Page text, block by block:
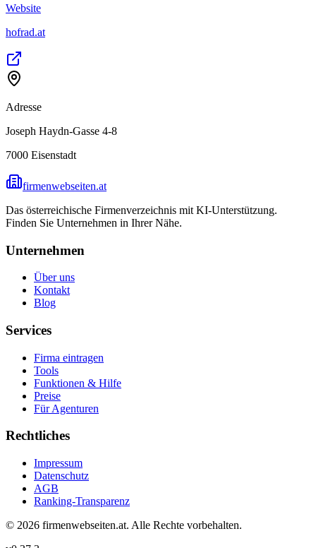
Website
hofrad.at
Adresse
Joseph Haydn-Gasse 4-8
7000 Eisenstadt
firmenwebseiten.at
Das österreichische Firmenverzeichnis mit KI-Unterstützung.
Finden Sie Unternehmen in Ihrer Nähe.
Unternehmen
Über uns
Kontakt
Blog
Services
Firma eintragen
Tools
Funktionen & Hilfe
Preise
Für Agenturen
Rechtliches
Impressum
Datenschutz
AGB
Ranking-Transparenz
© 2026 firmenwebseiten.at. Alle Rechte vorbehalten.